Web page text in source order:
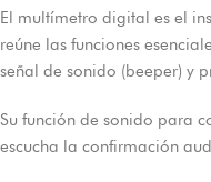
El multímetro digital es el
reúne las funciones
señal de sonido (beeper) y
Su función de sonido para
escucha la confirmación